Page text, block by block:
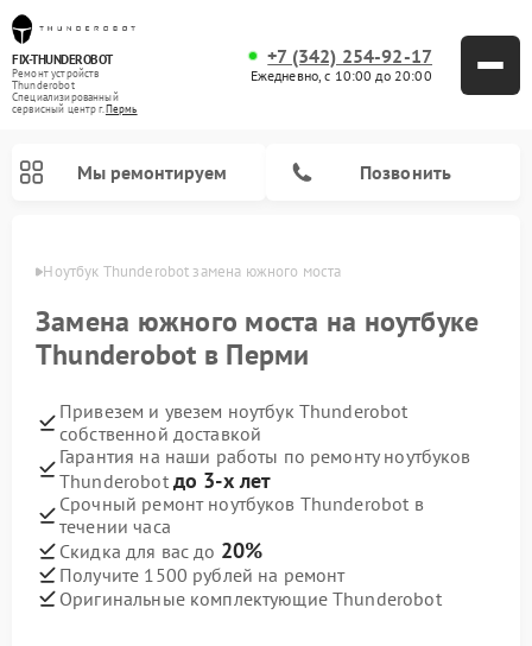
FIX-THUNDEROBOT
Ремонт устройств
Thunderobot
Специализированный
cервисный центр г.Пермь
+7 (342) 254-92-17
Ежедневно, с 10:00 до 20:00
Мы ремонтируем Позвонить
Ноутбук Thunderobot замена южного моста
Замена южного моста на ноутбуке
Thunderobot в Перми
Привезем и увезем ноутбук Thunderobot
собственной доставкой
Гарантия на наши работы по ремонту ноутбуков
Thunderobot до 3-х лет
Срочный ремонт ноутбуков Thunderobot в
течении часа
Скидка для вас до 20%
Получите 1500 рублей на ремонт
Оригинальные комплектующие Thunderobot